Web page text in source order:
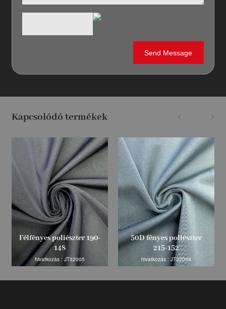
Kapcsolódó termékek
Félfényes poliészter 190-
148
hivatkozás : JT32005
50D fényes poliészter
215-152
hivatkozás : JT32006